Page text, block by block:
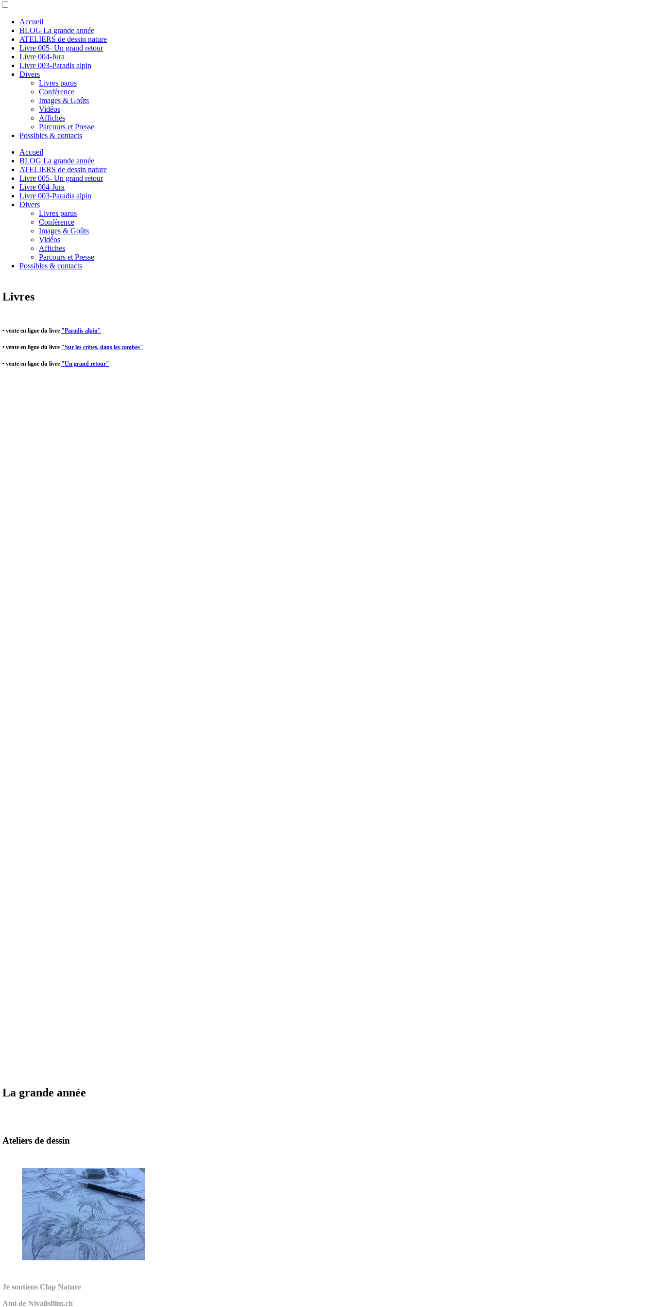
Accueil
BLOG La grande année
ATELIERS de dessin nature
Livre 005- Un grand retour
Livre 004-Jura
Livre 003-Paradis alpin
Divers
Livres parus
Conférence
Images & Goûts
Vidéos
Affiches
Parcours et Presse
Possibles & contacts
Accueil
BLOG La grande année
ATELIERS de dessin nature
Livre 005- Un grand retour
Livre 004-Jura
Livre 003-Paradis alpin
Divers
Livres parus
Conférence
Images & Goûts
Vidéos
Affiches
Parcours et Presse
Possibles & contacts
Livres
• vente en ligne du livre "Paradis alpin"
• vente en ligne du livre "Sur les crêtes, dans les combes"
• vente en ligne du livre "Un grand retour"
La grande année
Ateliers de dessin
Je soutiens Clap Nature
Ami de Nivalisfilm.ch